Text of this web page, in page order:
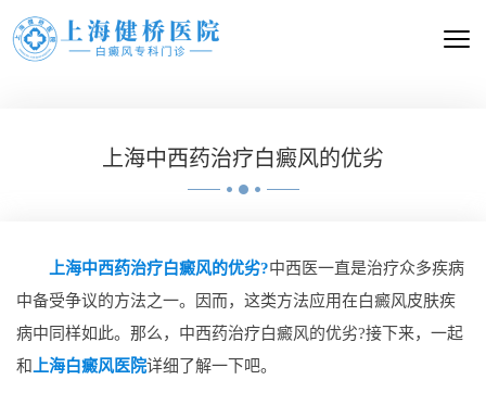
上海中西药治疗白癜风的优劣
上海中西药治疗白癜风的优劣?中西医一直是治疗众多疾病
中备受争议的方法之一。因而，这类方法应用在白癜风皮肤疾
病中同样如此。那么，中西药治疗白癜风的优劣?接下来，一起
和
上海白癜风医院详细了解一下吧。